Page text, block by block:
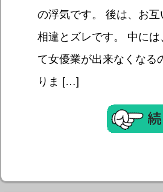
の浮気です。 後は、お
相違とズレです。 中には
て女優業が出来なくなる
りま […]